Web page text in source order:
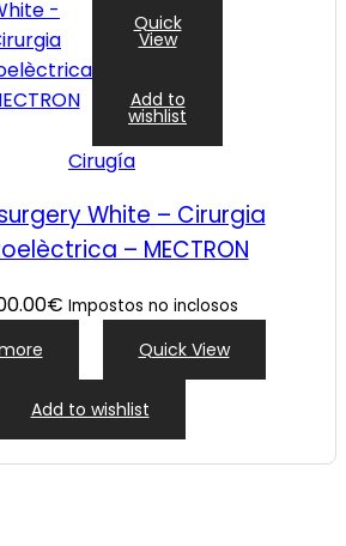
Quick
View
Add to
wishlist
Cirugía
White – Cirurgia
– MECTRON
€ Impostos no inclosos
Quick View
Add to wishlist